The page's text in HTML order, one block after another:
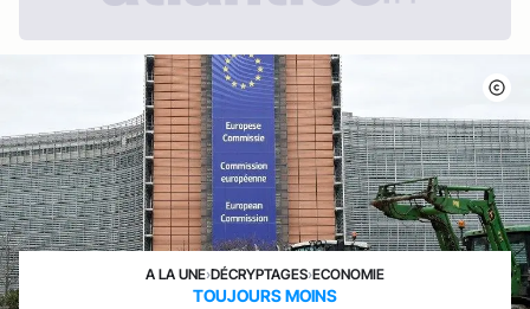
A LA UNE›DÉCRYPTAGES›ECONOMIE
TOUJOURS MOINS